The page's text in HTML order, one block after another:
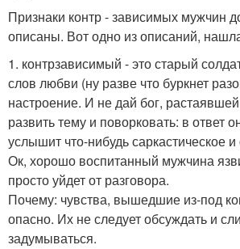
Признаки контр - зависимых мужчин
описаны. Вот одно из описаний,
1. контрзависимый - это старый
слов любви (ну разве что буркнет
настроение. И не дай бог,
развить тему и поворковать: в ответ
услышит что-нибудь саркастическое
Ок, хорошо воспитанный мужчина
просто уйдет от разговора.
Почему: чувства, вышедшие из-под
опасно. Их не следует обсуждать и
задумываться.